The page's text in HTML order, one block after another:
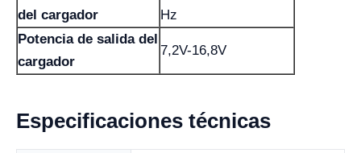
del cargador
Hz
Potencia de salida del
cargador
7,2V-16,8V
Especificaciones técnicas